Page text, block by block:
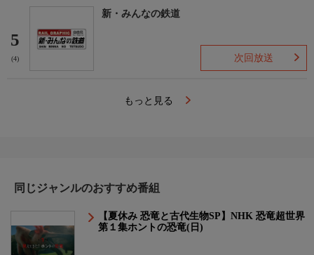
5
(4)
新・みんなの鉄道
次回放送
もっと見る
同じジャンルのおすすめ番組
【夏休み 恐竜と古代生物SP】NHK 恐竜超世界
第１集ホントの恐竜(日)